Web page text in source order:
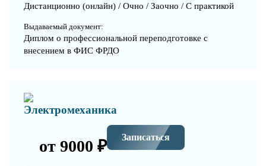
Дистанционно (онлайн) / Очно / Заочно / С практикой
Выдаваемый документ:
Диплом о профессиональной переподготовке с
внесением в ФИС ФРДО
Электромеханика
от 9000 ₽ Записаться